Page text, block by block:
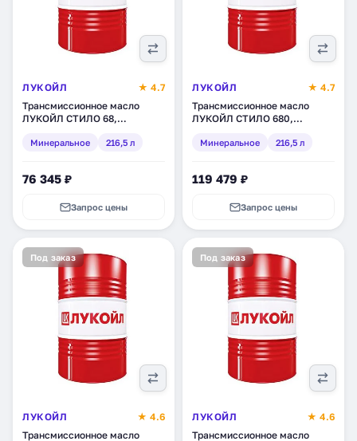
ЛУКОЙЛ
★ 4.7
Трансмиссионное масло
ЛУКОЙЛ СТИЛО 68,
Минеральное 216,5 л
76 345 ₽
Запрос цены
ЛУКОЙЛ
★ 4.7
Трансмиссионное масло
ЛУКОЙЛ СТИЛО 680,
(132970)
Минеральное 216,5 л
119 479 ₽
Запрос цены
Под заказ
ЛУКОЙЛ
★ 4.6
Трансмиссионное масло
Под заказ
ЛУКОЙЛ
★ 4.6
Трансмиссионное масло